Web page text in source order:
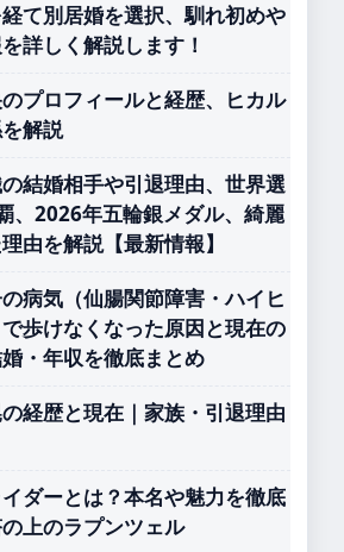
て別居婚を選択、馴れ初めや
詳しく解説します！
プロフィールと経歴、ヒカル
解説
結婚相手や引退理由、世界選
、2026年五輪銀メダル、綺麗
由を解説【最新情報】
病気（仙腸関節障害・ハイヒ
歩けなくなった原因と現在の
・年収を徹底まとめ
経歴と現在｜家族・引退理由
ダーとは？本名や魅力を徹底
上のラプンツェル